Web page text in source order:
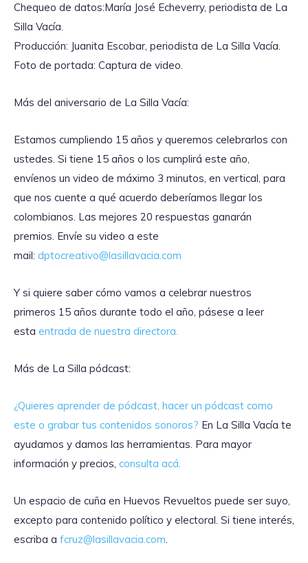
Chequeo de datos:María José Echeverry, periodista de La
Silla Vacía.
Producción: Juanita Escobar, periodista de La Silla Vacía.
Foto de portada: Captura de video.
Más del aniversario de La Silla Vacía:
Estamos cumpliendo 15 años y queremos celebrarlos con
ustedes. Si tiene 15 años o los cumplirá este año,
envíenos un video de máximo 3 minutos, en vertical, para
que nos cuente a qué acuerdo deberíamos llegar los
colombianos. Las mejores 20 respuestas ganarán
premios. Envíe su video a este
mail: dptocreativo@lasillavacia.com
Y si quiere saber cómo vamos a celebrar nuestros
primeros 15 años durante todo el año, pásese a leer
esta entrada de nuestra directora.
Más de La Silla pódcast:
¿Quieres aprender de pódcast, hacer un pódcast como
este o grabar tus contenidos sonoros? En La Silla Vacía te
ayudamos y damos las herramientas. Para mayor
información y precios, consulta acá.
Un espacio de cuña en Huevos Revueltos puede ser suyo,
excepto para contenido político y electoral. Si tiene interés,
escriba a fcruz@lasillavacia.com.